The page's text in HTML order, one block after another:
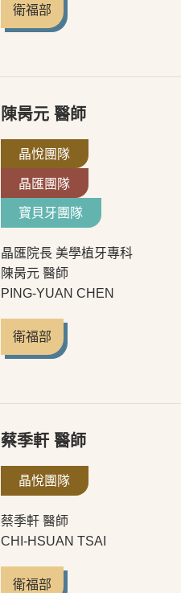
衛福部
陳昺元 醫師
晶悅團隊
晶匯團隊
寶貝牙團隊
晶匯院長 美學植牙專科
陳昺元 醫師
PING-YUAN CHEN
衛福部
蔡季軒 醫師
晶悅團隊
蔡季軒 醫師
CHI-HSUAN TSAI
衛福部